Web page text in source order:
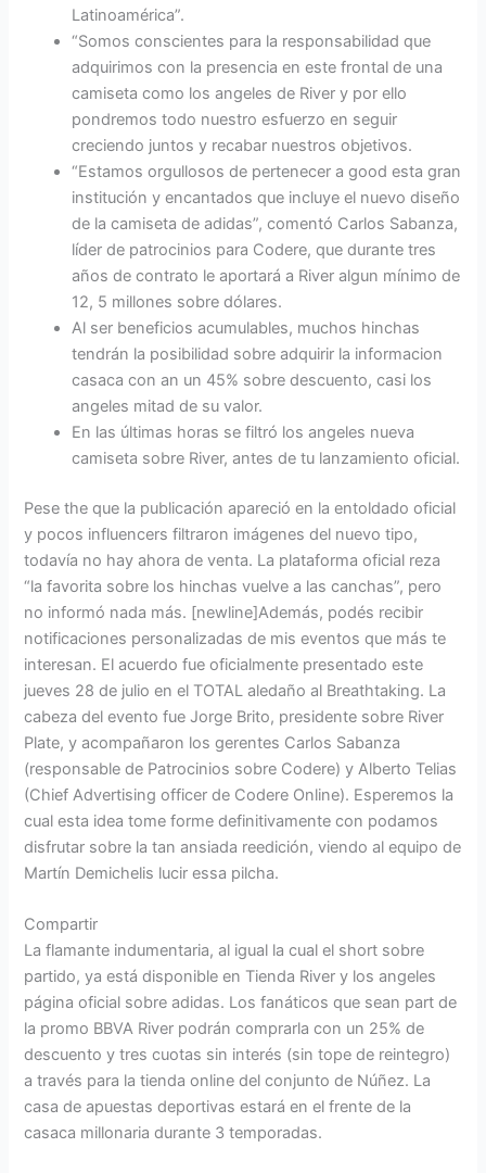
Latinoamérica”.
“Somos conscientes para la responsabilidad que
adquirimos con la presencia en este frontal de una
camiseta como los angeles de River y por ello
pondremos todo nuestro esfuerzo en seguir
creciendo juntos y recabar nuestros objetivos.
“Estamos orgullosos de pertenecer a good esta gran
institución y encantados que incluye el nuevo diseño
de la camiseta de adidas”, comentó Carlos Sabanza,
líder de patrocinios para Codere, que durante tres
años de contrato le aportará a River algun mínimo de
12, 5 millones sobre dólares.
Al ser beneficios acumulables, muchos hinchas
tendrán la posibilidad sobre adquirir la informacion
casaca con an un 45% sobre descuento, casi los
angeles mitad de su valor.
En las últimas horas se filtró los angeles nueva
camiseta sobre River, antes de tu lanzamiento oficial.
Pese the que la publicación apareció en la entoldado oficial
y pocos influencers filtraron imágenes del nuevo tipo,
todavía no hay ahora de venta. La plataforma oficial reza
“la favorita sobre los hinchas vuelve a las canchas”, pero
no informó nada más. [newline]Además, podés recibir
notificaciones personalizadas de mis eventos que más te
interesan. El acuerdo fue oficialmente presentado este
jueves 28 de julio en el TOTAL aledaño al Breathtaking. La
cabeza del evento fue Jorge Brito, presidente sobre River
Plate, y acompañaron los gerentes Carlos Sabanza
(responsable de Patrocinios sobre Codere) y Alberto Telias
(Chief Advertising officer de Codere Online). Esperemos la
cual esta idea tome forme definitivamente con podamos
disfrutar sobre la tan ansiada reedición, viendo al equipo de
Martín Demichelis lucir essa pilcha.
Compartir
La flamante indumentaria, al igual la cual el short sobre
partido, ya está disponible en Tienda River y los angeles
página oficial sobre adidas. Los fanáticos que sean part de
la promo BBVA River podrán comprarla con un 25% de
descuento y tres cuotas sin interés (sin tope de reintegro)
a través para la tienda online del conjunto de Núñez. La
casa de apuestas deportivas estará en el frente de la
casaca millonaria durante 3 temporadas.